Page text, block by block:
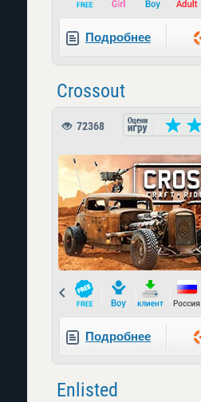
Подробнее
Crossout
72368
Prev
Подробнее
Enlisted